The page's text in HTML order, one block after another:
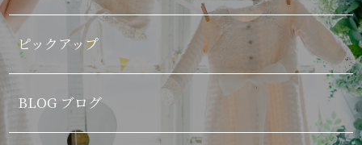
ピックアップ
BLOG ブログ